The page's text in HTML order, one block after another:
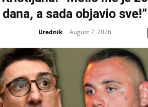
dana, a sada objavio sve!”
Urednik - August 7, 2026